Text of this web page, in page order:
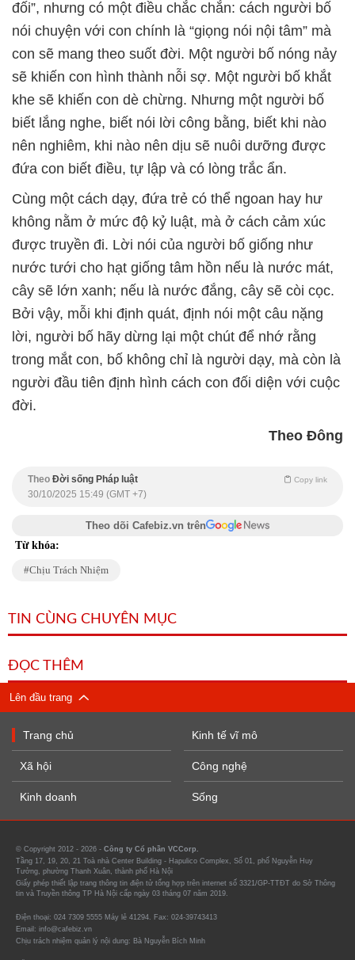
đối”, nhưng có một điều chắc chắn: cách người bố
nói chuyện với con chính là “giọng nói nội tâm” mà
con sẽ mang theo suốt đời. Một người bố nóng nảy
sẽ khiến con hình thành nỗi sợ. Một người bố khắt
khe sẽ khiến con dè chừng. Nhưng một người bố
biết lắng nghe, biết nói lời công bằng, biết khi nào
nên nghiêm, khi nào nên dịu sẽ nuôi dưỡng được
đứa con biết điều, tự lập và có lòng trắc ẩn.
Cùng một cách dạy, đứa trẻ có thể ngoan hay hư
không nằm ở mức độ kỷ luật, mà ở cách cảm xúc
được truyền đi. Lời nói của người bố giống như
nước tưới cho hạt giống tâm hồn nếu là nước mát,
cây sẽ lớn xanh; nếu là nước đắng, cây sẽ còi cọc.
Bởi vậy, mỗi khi định quát, định nói một câu nặng
lời, người bố hãy dừng lại một chút để nhớ rằng
trong mắt con, bố không chỉ là người dạy, mà còn là
người đầu tiên định hình cách con đối diện với cuộc
đời.
Theo Đông
Theo Đời sống Pháp luật Copy link
30/10/2025 15:49 (GMT +7)
Theo dõi Cafebiz.vn trên
Từ khóa:
Chịu Trách Nhiệm
TIN CÙNG CHUYÊN MỤC
ĐỌC THÊM
Lên đầu trang
Trang chủ
Xã hội
Kinh doanh
Kinh tế vĩ mô
Công nghệ
Sống
© Copyright 2012 - 2026 - Công ty Cổ phần VCCorp.
Tầng 17, 19, 20, 21 Toà nhà Center Building - Hapulico Complex, Số 01, phố Nguyễn Huy
Tưởng, phường Thanh Xuân, thành phố Hà Nội
Giấy phép thiết lập trang thông tin điện tử tổng hợp trên internet số 3321/GP-TTĐT do Sở Thông
tin và Truyền thông TP Hà Nội cấp ngày 03 tháng 07 năm 2019.
Điện thoại: 024 7309 5555 Máy lẻ 41294. Fax: 024-39743413
Email: info@cafebiz.vn
Chịu trách nhiệm quản lý nội dung: Bà Nguyễn Bích Minh